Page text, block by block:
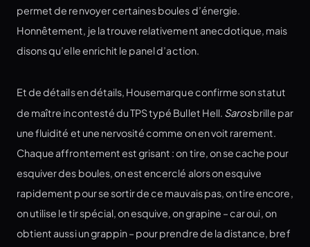
permet de renvoyer certaines boules d’énergie.
Honnêtement, je la trouve relativement anecdotique, mais
disons qu’elle enrichit le panel d’action.
Et de détails en détails, Housemarque confirme son statut
de maître incontesté du TPS typé Bullet Hell. Sarosbrille par
une fluidité et une nervosité comme on en voit rarement.
Chaque affrontement est grisant : on tire, on se cache pour
esquiver des boules, on est encerclé alors on esquive
rapidement pour se sortir de ce mauvais pas, on tire encore,
on utilise le tir spécial, on esquive, on grapine – car oui, on
obtient aussi un grappin – pour prendre de la distance, bref